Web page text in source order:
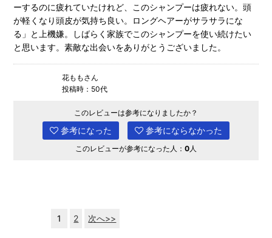
ーするのに疲れていたけれど、このシャンプーは疲れない。頭
が軽くなり頭皮が気持ち良い。ロングヘアーがサラサラにな
る」と上機嫌。しばらく家族でこのシャンプーを使い続けたい
と思います。素敵な出会いをありがとうございました。
花ももさん
投稿時：50代
このレビューは参考になりましたか？
参考になった 参考にならなかった
このレビューが参考になった人： 0人
1 2 次へ>>